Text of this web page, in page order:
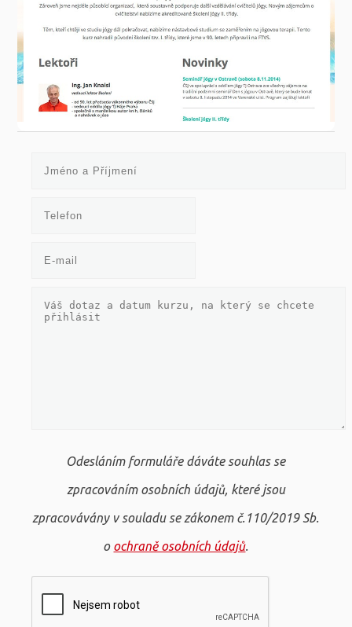
Odesláním formuláře dáváte souhlas se
zpracováním osobních údajů, které jsou
zpracovávány v souladu se zákonem č.110/2019 Sb.
o ochraně osobních údajů.